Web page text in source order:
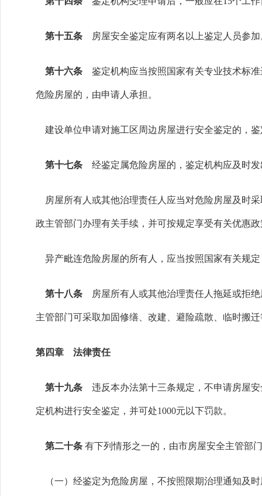
第十五条 房屋安全鉴定应有两名以上鉴定人员参
第十六条 鉴定机构应当按照国家有关专业技术标
危险房屋的，由申请人承担。
建设单位申请对施工区周边房屋进行安全鉴定的，
第十七条 经鉴定属危险房屋的，鉴定机构应及时
房屋所有人或其他治理责任人应当对危险房屋及时
政主管部门办理有关手续，并可按规定享受有关优惠
异产毗连危险房屋的所有人，应当按照国家有关规
第十八条 房屋所有人或其他治理责任人拖延或拒
主管部门可采取加固修缮、改建、避险疏散、临时搬
第四章 法律责任
第十九条 违反本办法第十三条规定，不申请房屋
定机构进行安全鉴定，并可处1000元以下罚款。
第二十条 有下列情形之一的，由市房屋安全主管部
（一）经鉴定为危险房屋，不按照限期治理通知及